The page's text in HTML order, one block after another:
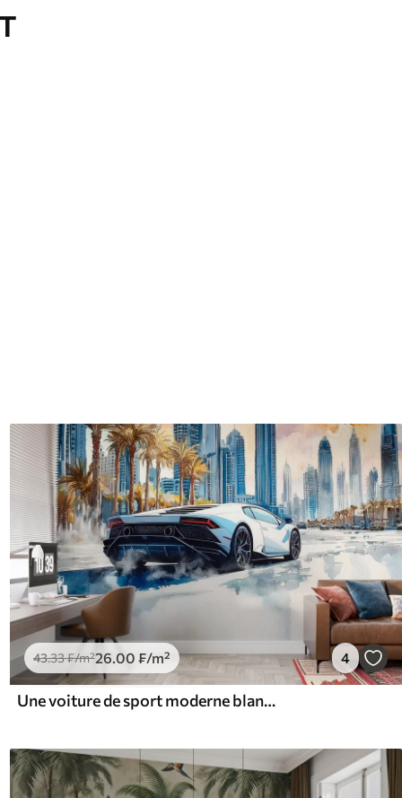
43.33₣/m²26.00 ₣/m² 4
Une voiture de sport moderne blanche roulant sur fond de palmiers et de gratte-ciel en technique d'aquarelle libre